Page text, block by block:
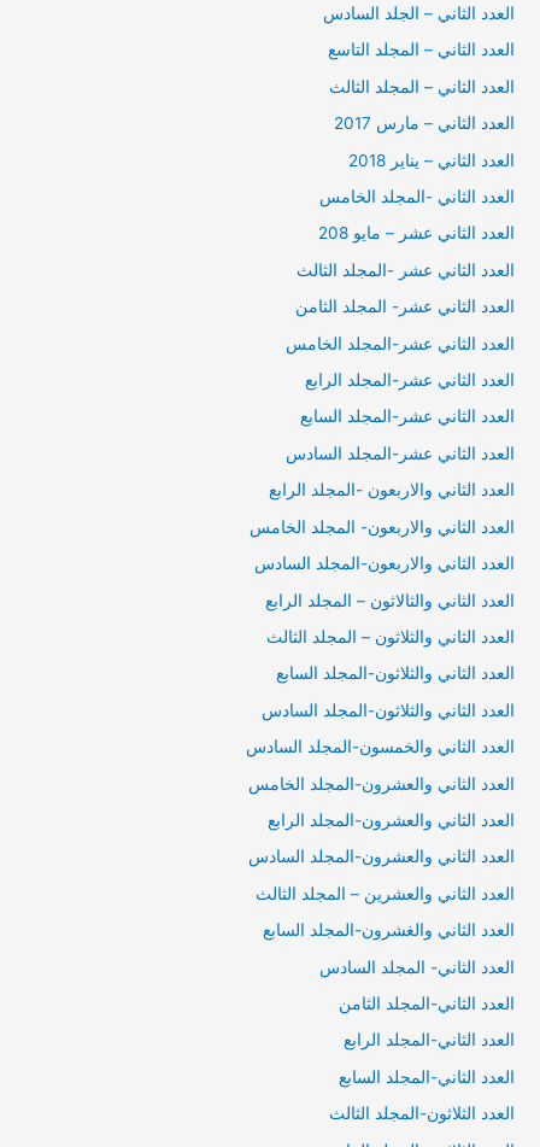
العدد الثاني – الجلد السادس
العدد الثاني – المجلد التاسع
العدد الثاني – المجلد الثالث
العدد الثاني – مارس 2017
العدد الثاني – يناير 2018
العدد الثاني -المجلد الخامس
العدد الثاني عشر – مايو 208
العدد الثاني عشر -المجلد الثالث
العدد الثاني عشر- المجلد الثامن
العدد الثاني عشر-المجلد الخامس
العدد الثاني عشر-المجلد الرابع
العدد الثاني عشر-المجلد السابع
العدد الثاني عشر-المجلد السادس
العدد الثاني والاربعون -المجلد الرابع
العدد الثاني والاربعون- المجلد الخامس
العدد الثاني والاربعون-المجلد السادس
العدد الثاني والثالاثون – المجلد الرابع
العدد الثاني والثلاثون – المجلد الثالث
العدد الثاني والثلاثون-المجلد السابع
العدد الثاني والثلاثون-المجلد السادس
العدد الثاني والخمسون-المجلد السادس
العدد الثاني والعشرون-المجلد الخامس
العدد الثاني والعشرون-المجلد الرابع
العدد الثاني والعشرون-المجلد السادس
العدد الثاني والعشرين – المجلد الثالث
العدد الثاني والغشرون-المجلد السابع
العدد الثاني- المجلد السادس
العدد الثاني-المجلد الثامن
العدد الثاني-المجلد الرابع
العدد الثاني-المجلد السابع
العدد الثلاثون-المجلد الثالث